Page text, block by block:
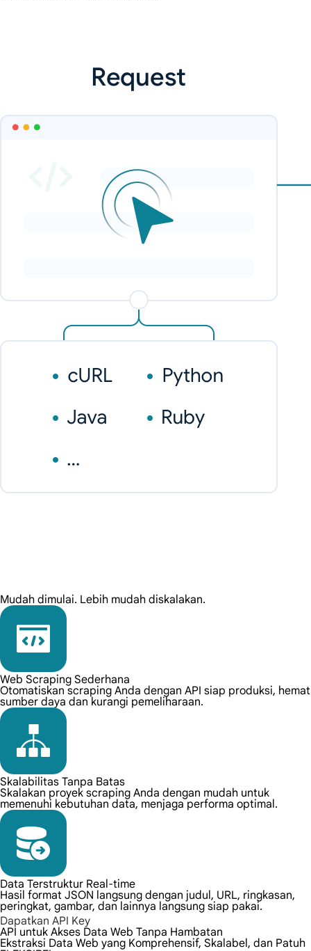
Mudah dimulai. Lebih mudah diskalakan.
Web Scraping Sederhana
Otomatiskan scraping Anda dengan API siap produksi, hemat
sumber daya dan kurangi pemeliharaan.
Skalabilitas Tanpa Batas
Skalakan proyek scraping Anda dengan mudah untuk
memenuhi kebutuhan data, menjaga performa optimal.
Data Terstruktur Real-time
Hasil format JSON langsung dengan judul, URL, ringkasan,
peringkat, gambar, dan lainnya langsung siap pakai.
Dapatkan API Key
API untuk Akses Data Web Tanpa Hambatan
Ekstraksi Data Web yang Komprehensif, Skalabel, dan Patuh